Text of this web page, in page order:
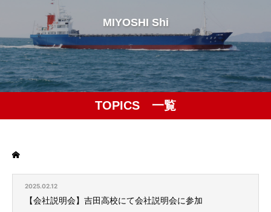
TOPICS 一覧
MIYOSHI Ship
2025.02.12
【会社説明会】吉田高校にて会社説明会に参加